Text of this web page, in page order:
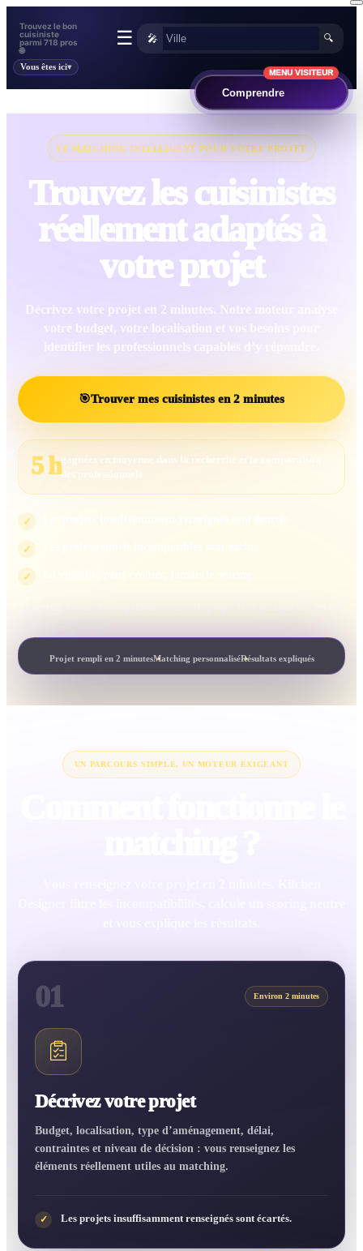
Trouvez le bon
cuisiniste
parmi 718 pros
🌐
🎤 🔍
☰
Vous êtes ici
LE MATCHING INTELLIGENT POUR VOTRE PROJET
Trouvez les cuisinistes
réellement adaptés à
votre projet
Décrivez votre projet en 2 minutes. Notre moteur analyse
votre budget, votre localisation et vos besoins pour
identifier les professionnels capables d’y répondre.
🎯Trouver mes cuisinistes en 2 minutes
5 hgagnées en moyenne dans la recherche et la comparaison
des professionnels
✓
✓
✓
Projet rempli en 2 minutesMatching personnaliséRésultats expliqués
UN PARCOURS SIMPLE, UN MOTEUR EXIGEANT
01 Environ 2 minutes
Décrivez votre projet
Budget, localisation, type d’aménagement, délai,
contraintes et niveau de décision : vous renseignez les
éléments réellement utiles au matching.
✓ Les projets insuffisamment renseignés sont écartés.
MENU VISITEUR
Comprendre